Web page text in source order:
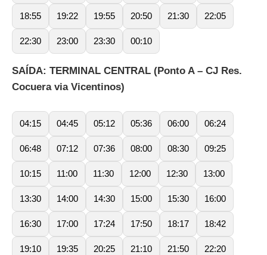
18:55 19:22 19:55 20:50 21:30 22:05
22:30 23:00 23:30 00:10
SAÍDA: TERMINAL CENTRAL (Ponto A – CJ Res.
Cocuera via Vicentinos)
04:15 04:45 05:12 05:36 06:00 06:24
06:48 07:12 07:36 08:00 08:30 09:25
10:15 11:00 11:30 12:00 12:30 13:00
13:30 14:00 14:30 15:00 15:30 16:00
16:30 17:00 17:24 17:50 18:17 18:42
19:10 19:35 20:25 21:10 21:50 22:20